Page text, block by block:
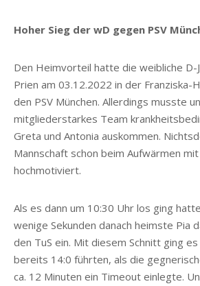
Hoher Sieg der wD gegen PSV
Den Heimvorteil hatte die weibliche D-
Prien am 03.12.2022 in der Franziska-
den PSV München. Allerdings musste
mitgliederstarkes Team
Greta und Antonia auskommen.
Mannschaft schon beim Aufwärmen
hochmotiviert.
Als es dann um 10:30 Uhr los ging
wenige Sekunden danach heimste Pia
den TuS ein. Mit diesem Schnitt ging
bereits 14:0 führten, als die
ca. 12 Minuten ein Timeout einlegte.